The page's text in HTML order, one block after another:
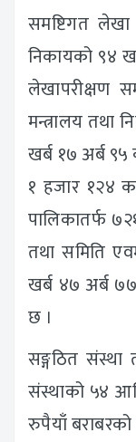
समष्टिगत
निकायको ९४
लेखापरीक्षण
मन्त्रालय तथा
खर्ब १७ अर्ब ९५
१ हजार १२४
पालिकातर्फ
तथा समिति
खर्ब ४७ अर्ब
छ ।
सङ्गठित संस्था
संस्थाको ५४
रुपैयाँ